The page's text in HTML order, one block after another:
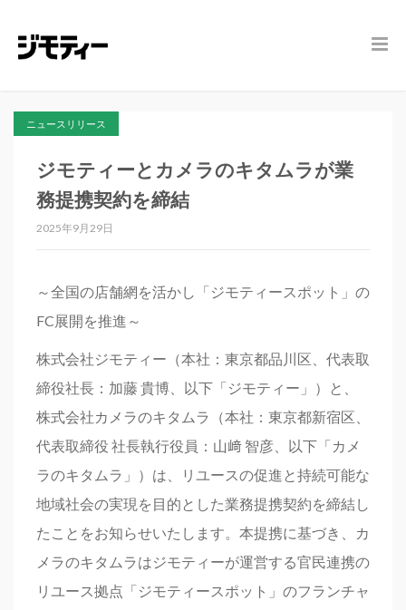
ニュースリリース
ジモティーとカメラのキタムラが業
務提携契約を締結
2025年9月29日
～全国の店舗網を活かし「ジモティースポット」の
FC展開を推進～
株式会社ジモティー（本社：東京都品川区、代表取
締役社長：加藤 貴博、以下「ジモティー」）と、
株式会社カメラのキタムラ（本社：東京都新宿区、
代表取締役 社長執行役員：山﨑 智彦、以下「カメ
ラのキタムラ」）は、リユースの促進と持続可能な
地域社会の実現を目的とした業務提携契約を締結し
たことをお知らせいたします。本提携に基づき、カ
メラのキタムラはジモティーが運営する官民連携の
リユース拠点「ジモティースポット」のフランチャ